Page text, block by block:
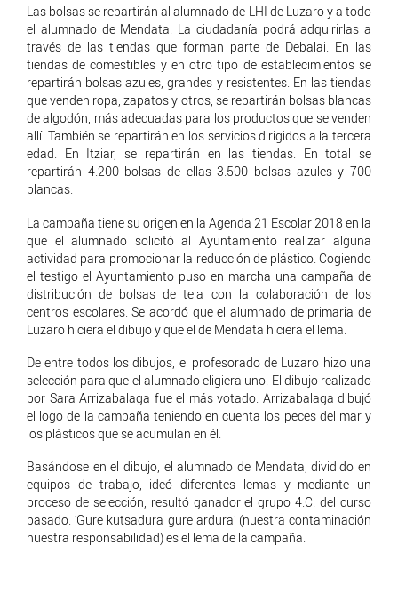
Las bolsas se repartirán al alumnado de LHI de Luzaro y a todo
el alumnado de Mendata. La ciudadanía podrá adquirirlas a
través de las tiendas que forman parte de Debalai. En las
tiendas de comestibles y en otro tipo de establecimientos se
repartirán bolsas azules, grandes y resistentes. En las tiendas
que venden ropa, zapatos y otros, se repartirán bolsas blancas
de algodón, más adecuadas para los productos que se venden
allí. También se repartirán en los servicios dirigidos a la tercera
edad. En Itziar, se repartirán en las tiendas. En total se
repartirán 4.200 bolsas de ellas 3.500 bolsas azules y 700
blancas.
La campaña tiene su origen en la Agenda 21 Escolar 2018 en la
que el alumnado solicitó al Ayuntamiento realizar alguna
actividad para promocionar la reducción de plástico. Cogiendo
el testigo el Ayuntamiento puso en marcha una campaña de
distribución de bolsas de tela con la colaboración de los
centros escolares. Se acordó que el alumnado de primaria de
Luzaro hiciera el dibujo y que el de Mendata hiciera el lema.
De entre todos los dibujos, el profesorado de Luzaro hizo una
selección para que el alumnado eligiera uno. El dibujo realizado
por Sara Arrizabalaga fue el más votado. Arrizabalaga dibujó
el logo de la campaña teniendo en cuenta los peces del mar y
los plásticos que se acumulan en él.
Basándose en el dibujo, el alumnado de Mendata, dividido en
equipos de trabajo, ideó diferentes lemas y mediante un
proceso de selección, resultó ganador el grupo 4.C. del curso
pasado. ‘Gure kutsadura gure ardura’ (nuestra contaminación
nuestra responsabilidad) es el lema de la campaña.